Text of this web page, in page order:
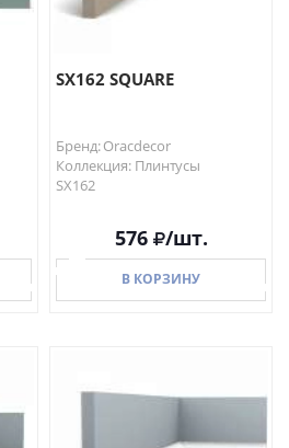
SX162 SQUARE
Бренд: Oracdecor
Коллекция: Плинтусы
SX162
576 /шт.
В КОРЗИНУ
В КОРЗИНУ